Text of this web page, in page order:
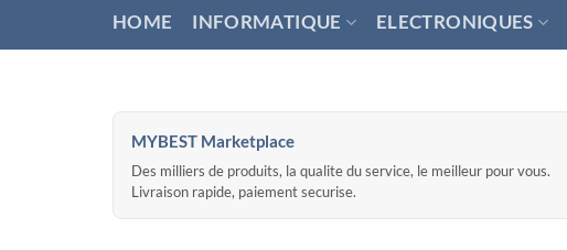
HOME INFORMATIQUE ELECTRONIQUES
MYBEST Marketplace
Des milliers de produits, la qualite du service, le meilleur pour vous.
Livraison rapide, paiement securise.